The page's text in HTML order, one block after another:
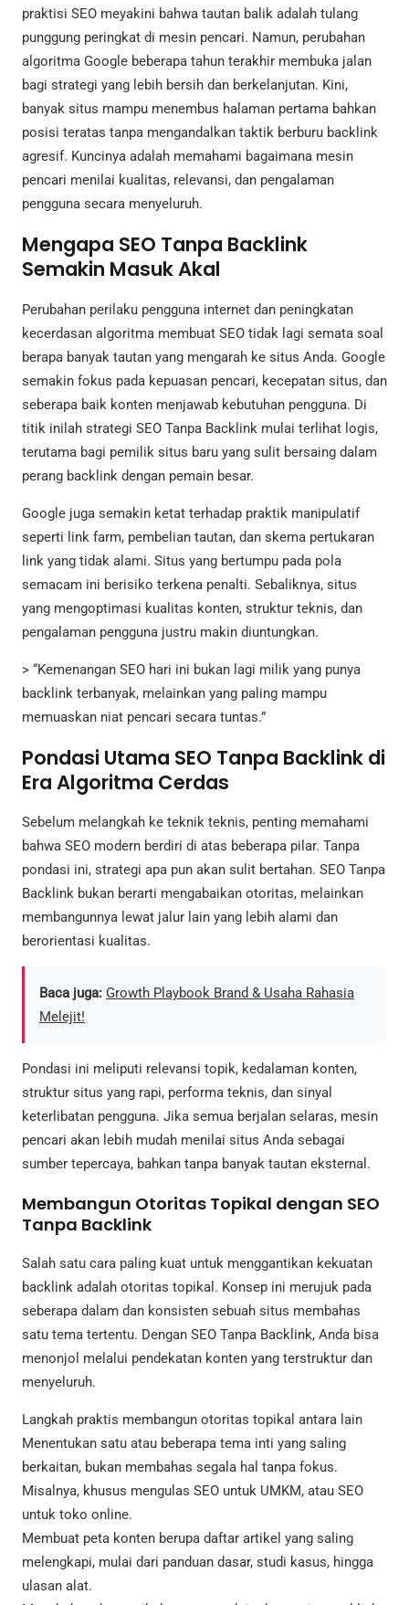
praktisi SEO meyakini bahwa tautan balik adalah tulang
punggung peringkat di mesin pencari. Namun, perubahan
algoritma Google beberapa tahun terakhir membuka jalan
bagi strategi yang lebih bersih dan berkelanjutan. Kini,
banyak situs mampu menembus halaman pertama bahkan
posisi teratas tanpa mengandalkan taktik berburu backlink
agresif. Kuncinya adalah memahami bagaimana mesin
pencari menilai kualitas, relevansi, dan pengalaman
pengguna secara menyeluruh.
Mengapa SEO Tanpa Backlink
Semakin Masuk Akal
Perubahan perilaku pengguna internet dan peningkatan
kecerdasan algoritma membuat SEO tidak lagi semata soal
berapa banyak tautan yang mengarah ke situs Anda. Google
semakin fokus pada kepuasan pencari, kecepatan situs, dan
seberapa baik konten menjawab kebutuhan pengguna. Di
titik inilah strategi SEO Tanpa Backlink mulai terlihat logis,
terutama bagi pemilik situs baru yang sulit bersaing dalam
perang backlink dengan pemain besar.
Google juga semakin ketat terhadap praktik manipulatif
seperti link farm, pembelian tautan, dan skema pertukaran
link yang tidak alami. Situs yang bertumpu pada pola
semacam ini berisiko terkena penalti. Sebaliknya, situs
yang mengoptimasi kualitas konten, struktur teknis, dan
pengalaman pengguna justru makin diuntungkan.
> “Kemenangan SEO hari ini bukan lagi milik yang punya
backlink terbanyak, melainkan yang paling mampu
memuaskan niat pencari secara tuntas.”
Pondasi Utama SEO Tanpa Backlink di
Era Algoritma Cerdas
Sebelum melangkah ke teknik teknis, penting memahami
bahwa SEO modern berdiri di atas beberapa pilar. Tanpa
pondasi ini, strategi apa pun akan sulit bertahan. SEO Tanpa
Backlink bukan berarti mengabaikan otoritas, melainkan
membangunnya lewat jalur lain yang lebih alami dan
berorientasi kualitas.
Baca juga: Growth Playbook Brand & Usaha Rahasia
Melejit!
Pondasi ini meliputi relevansi topik, kedalaman konten,
struktur situs yang rapi, performa teknis, dan sinyal
keterlibatan pengguna. Jika semua berjalan selaras, mesin
pencari akan lebih mudah menilai situs Anda sebagai
sumber tepercaya, bahkan tanpa banyak tautan eksternal.
Membangun Otoritas Topikal dengan SEO
Tanpa Backlink
Salah satu cara paling kuat untuk menggantikan kekuatan
backlink adalah otoritas topikal. Konsep ini merujuk pada
seberapa dalam dan konsisten sebuah situs membahas
satu tema tertentu. Dengan SEO Tanpa Backlink, Anda bisa
menonjol melalui pendekatan konten yang terstruktur dan
menyeluruh.
Langkah praktis membangun otoritas topikal antara lain
Menentukan satu atau beberapa tema inti yang saling
berkaitan, bukan membahas segala hal tanpa fokus.
Misalnya, khusus mengulas SEO untuk UMKM, atau SEO
untuk toko online.
Membuat peta konten berupa daftar artikel yang saling
melengkapi, mulai dari panduan dasar, studi kasus, hingga
ulasan alat.